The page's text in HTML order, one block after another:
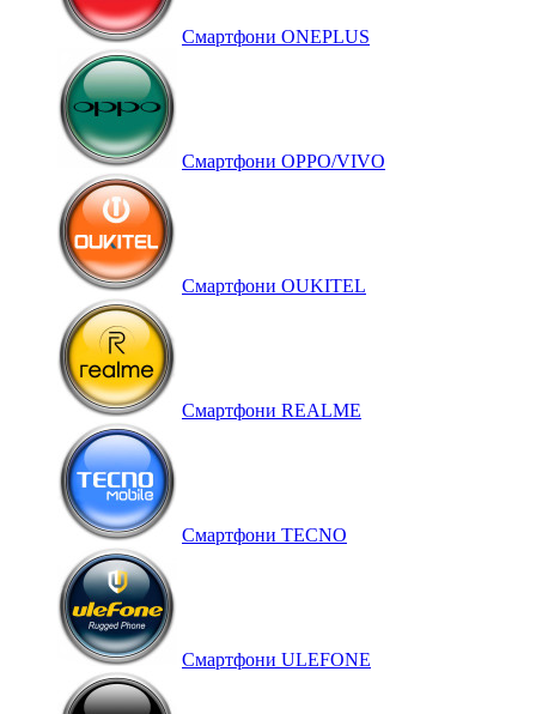
Смартфони ONEPLUS
Смартфони OPPO/VIVO
Смартфони OUKITEL
Смартфони REALME
Смартфони TECNO
Смартфони ULEFONE